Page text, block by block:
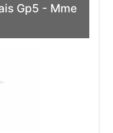
Gp5 - Mme